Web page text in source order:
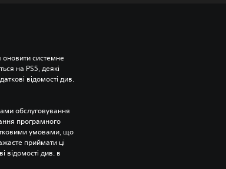
системне
на PS5, деякі
відомості див.
обслуговування
програмного
умовами, що
приймати ці
відомості див. в